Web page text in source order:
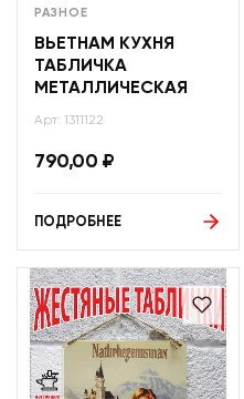
РАЗНОЕ
ВЬЕТНАМ КУХНЯ
ТАБЛИЧКА
МЕТАЛЛИЧЕСКАЯ
Арт: 1311122
790,00 ₽
ПОДРОБНЕЕ